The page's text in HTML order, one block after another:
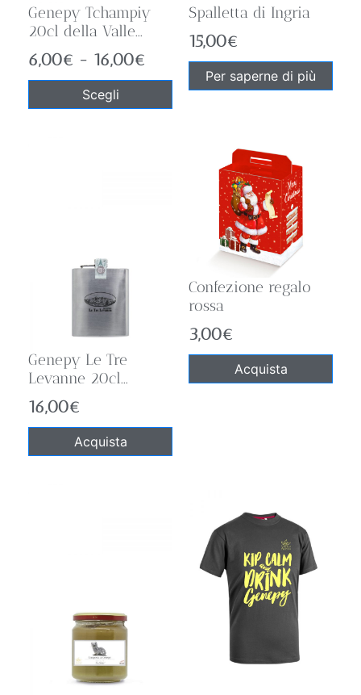
Genepy Tchampiy
20cl della Valle...
6,00€ - 16,00€
Scegli
Spalletta di Ingria
15,00€
Per saperne di più
Genepy Le Tre
Levanne 20cl...
16,00€
Acquista
Confezione regalo
rossa
3,00€
Acquista